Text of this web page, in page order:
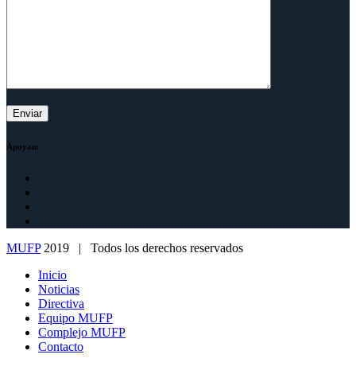
Apoyan:
MUFP2019 | Todos los derechos reservados
Inicio
Noticias
Directiva
Equipo MUFP
Complejo MUFP
Contacto